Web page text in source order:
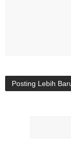
Posting Lebih